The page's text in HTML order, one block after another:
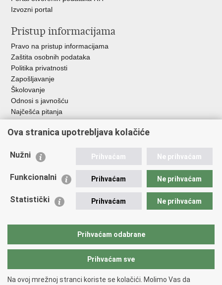
Izvozni portal
Pristup informacijama
Pravo na pristup informacijama
Zaštita osobnih podataka
Politika privatnosti
Zapošljavanje
Školovanje
Odnosi s javnošću
Najčešća pitanja
Važne poveznice
EMN Nacionalna kontaktna točka za Republiku Hrvatsku
Policijska akademija
Zaklada policijske solidarnosti
Sindikati
Ova stranica upotrebljava kolačiće
Nužni Prihvaćam Ne prihvaćam
Funkcionalni Prihvaćam Ne prihvaćam
Statistički Prihvaćam Ne prihvaćam
Prihvaćam odabrane
Prihvaćam sve
Na ovoj mrežnoj stranci koriste se kolačići. Molimo Vas da